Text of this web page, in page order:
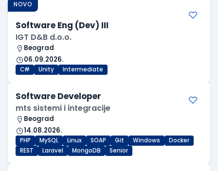
NOVO
Software Eng (Dev) III
IGT D&B d.o.o.
Beograd
06.09.2026.
C# Unity Intermediate
Software Developer
mts sistemi i integracije
Beograd
14.08.2026.
PHP MySQL Linux SOAP Git Windows
Docker
REST
Laravel MongoDB Senior